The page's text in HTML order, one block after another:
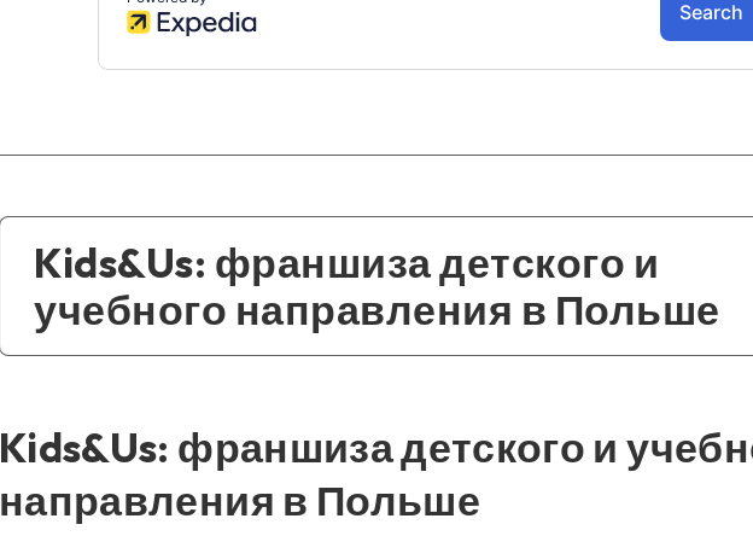
Kids&Us: франшиза детского и
учебного направления в Польше
Kids&Us: франшиза детского и
направления в Польше